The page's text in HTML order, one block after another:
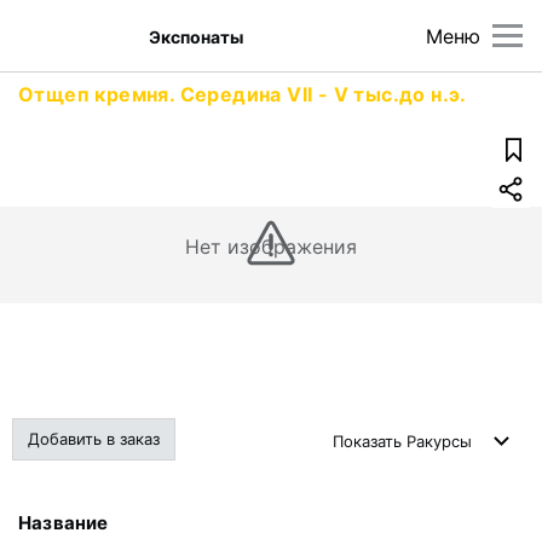
Меню
Экспонаты
Отщеп кремня. Середина VII - V тыс.до н.э.
Нет изображения
Добавить в заказ Показать Ракурсы
Название